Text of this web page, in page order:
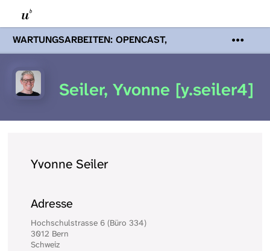
WARTUNGSARBEITEN: OPENCAST,
PODCASTS & TOBIRA
Mi 19. August
Wartungsarbeiten an den Opencast-
Servern werden Ihnen Podcasts,
Seiler, Yvonne [y.seiler4]
Yvonne Seiler
Adresse
Hochschulstrasse 6 (Büro 334)
3012 Bern
Schweiz